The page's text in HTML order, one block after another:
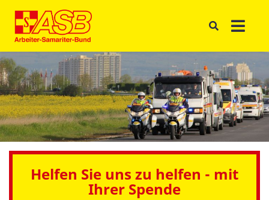
Helfen Sie uns zu helfen - mit
Ihrer Spende